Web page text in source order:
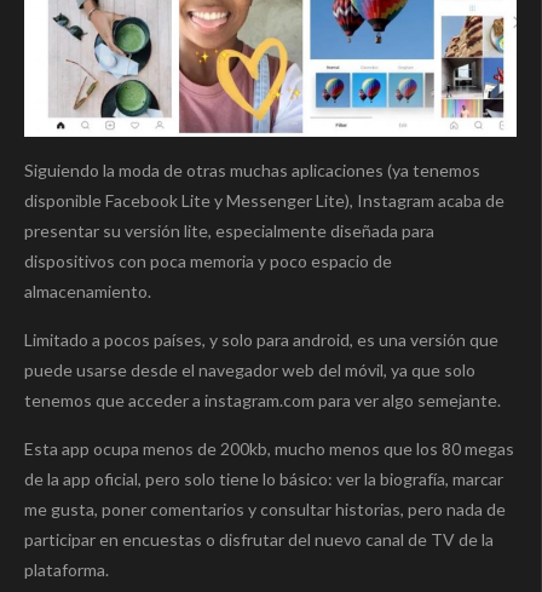
Siguiendo la moda de otras muchas aplicaciones (ya tenemos
disponible Facebook Lite y Messenger Lite), Instagram acaba de
presentar su versión lite, especialmente diseñada para
dispositivos con poca memoria y poco espacio de
almacenamiento.
Limitado a pocos países, y solo para android, es una versión que
puede usarse desde el navegador web del móvil, ya que solo
tenemos que acceder a instagram.com para ver algo semejante.
Esta app ocupa menos de 200kb, mucho menos que los 80 megas
de la app oficial, pero solo tiene lo básico: ver la biografía, marcar
me gusta, poner comentarios y consultar historias, pero nada de
participar en encuestas o disfrutar del nuevo canal de TV de la
plataforma.